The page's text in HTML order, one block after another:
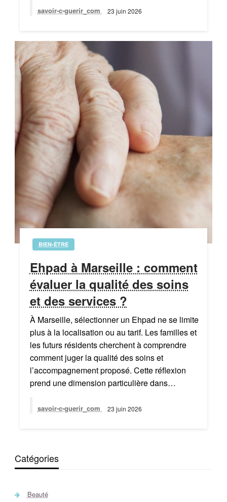
savoir-c-guerir_com 23 juin 2026
BIEN-ÊTRE
Ehpad à Marseille : comment
évaluer la qualité des soins
et des services ?
À Marseille, sélectionner un Ehpad ne se limite
plus à la localisation ou au tarif. Les familles et
les futurs résidents cherchent à comprendre
comment juger la qualité des soins et
l’accompagnement proposé. Cette réflexion
prend une dimension particulière dans…
savoir-c-guerir_com 23 juin 2026
Catégories
Beauté